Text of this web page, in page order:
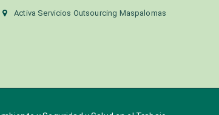
Activa Servicios Outsourcing Maspalomas